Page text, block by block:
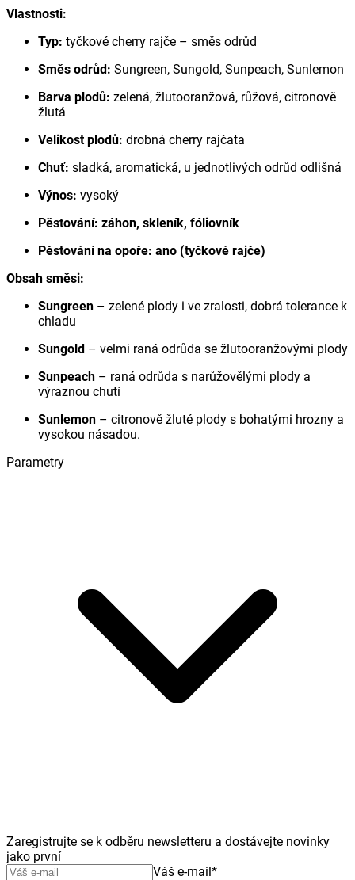
Vlastnosti:
Typ: tyčkové cherry rajče – směs odrůd
Směs odrůd: Sungreen, Sungold, Sunpeach, Sunlemon
Barva plodů: zelená, žlutooranžová, růžová, citronově
žlutá
Velikost plodů: drobná cherry rajčata
Chuť: sladká, aromatická, u jednotlivých odrůd odlišná
Výnos: vysoký
Pěstování: záhon, skleník, fóliovník
Pěstování na opoře: ano (tyčkové rajče)
Obsah směsi:
Sungreen – zelené plody i ve zralosti, dobrá tolerance k
chladu
Sungold – velmi raná odrůda se žlutooranžovými plody
Sunpeach – raná odrůda s narůžovělými plody a
výraznou chutí
Sunlemon – citronově žluté plody s bohatými hrozny a
vysokou násadou.
Parametry
Zaregistrujte se k odběru newsletteru a dostávejte novinky
jako první
Váš e-mail*